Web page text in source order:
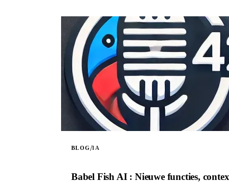
BLOG/IA
Babel Fish AI : Nieuwe functies,